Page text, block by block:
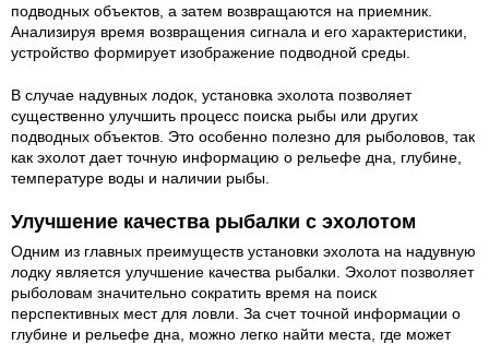
подводных объектов, а затем возвращаются на приемник.
Анализируя время возвращения сигнала и его характеристики,
устройство формирует изображение подводной среды.
В случае надувных лодок, установка эхолота позволяет
существенно улучшить процесс поиска рыбы или других
подводных объектов. Это особенно полезно для рыболовов, так
как эхолот дает точную информацию о рельефе дна, глубине,
температуре воды и наличии рыбы.
Улучшение качества рыбалки с эхолотом
Одним из главных преимуществ установки эхолота на надувную
лодку является улучшение качества рыбалки. Эхолот позволяет
рыболовам значительно сократить время на поиск
перспективных мест для ловли. За счет точной информации о
глубине и рельефе дна, можно легко найти места, где может